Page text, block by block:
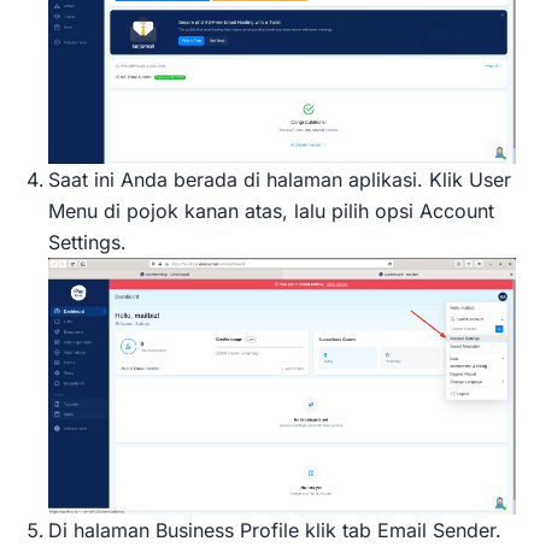
Saat ini Anda berada di halaman aplikasi. Klik User
Menu di pojok kanan atas, lalu pilih opsi Account
Settings.
Di halaman Business Profile klik tab Email Sender.